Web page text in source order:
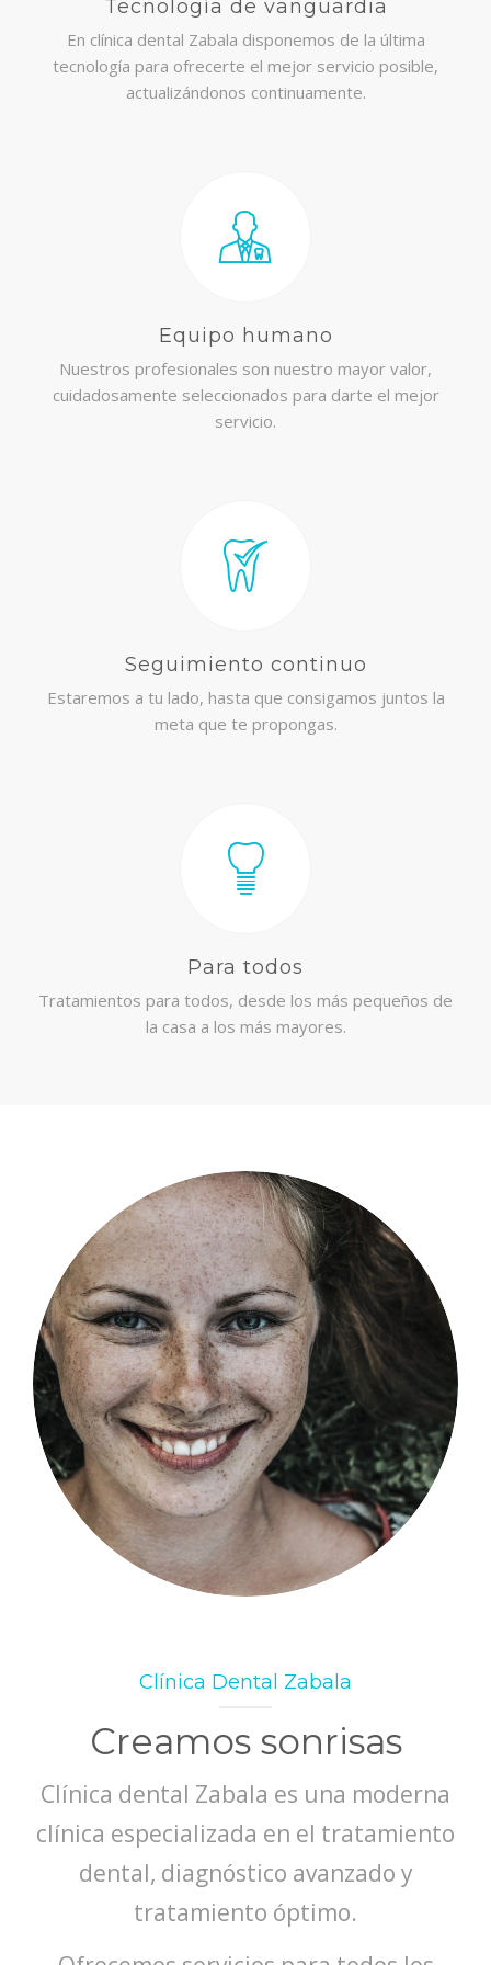
Tecnología de vanguardia
En clínica dental Zabala disponemos de la última
tecnología para ofrecerte el mejor servicio posible,
actualizándonos continuamente.
Equipo humano
Nuestros profesionales son nuestro mayor valor,
cuidadosamente seleccionados para darte el mejor
servicio.
Seguimiento continuo
Estaremos a tu lado, hasta que consigamos juntos la
meta que te propongas.
Para todos
Tratamientos para todos, desde los más pequeños de
la casa a los más mayores.
Clínica Dental Zabala
Creamos sonrisas
Clínica dental Zabala es una moderna
clínica especializada en el tratamiento
dental, diagnóstico avanzado y
tratamiento óptimo.